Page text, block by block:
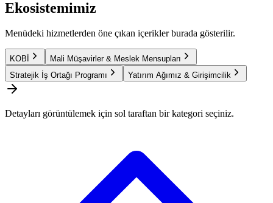
Ekosistemimiz
Menüdeki hizmetlerden öne çıkan içerikler burada gösterilir.
KOBİ
Mali Müşavirler & Meslek Mensupları
Stratejik İş Ortağı Programı
Yatırım Ağımız & Girişimcilik
Detayları görüntülemek için sol taraftan bir kategori seçiniz.